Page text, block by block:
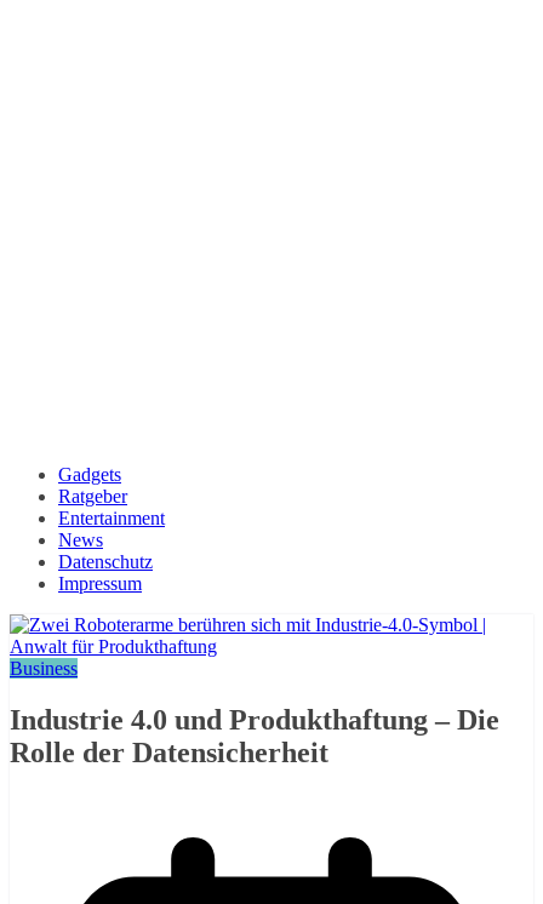
Gadgets
Ratgeber
Entertainment
News
Datenschutz
Impressum
Business
Industrie 4.0 und Produkthaftung – Die
Rolle der Datensicherheit